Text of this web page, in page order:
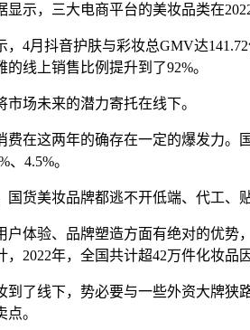
显示，三大电商平台的美妆品类在
，4月抖音护肤与彩妆总GMV达
的线上销售比例提升到了92%。
市场未来的潜力寄托在线下。
费在这两年的确存在一定的爆发力。
、4.5%。
国货美妆品牌都逃不开低端、代工、
户体验、品牌塑造方面有绝对的优势
，2022年，全国共计超42万件化妆品
到了线下，势必要与一些外资大牌
。